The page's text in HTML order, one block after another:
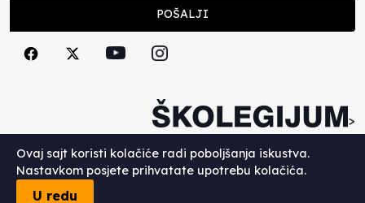
POŠALJI
>
Copyright (c) 2026. Školegijum.
Ovaj sajt koristi kolačiće radi poboljšanja iskustva.
Nastavkom posjete prihvatate upotrebu kolačića.
U redu